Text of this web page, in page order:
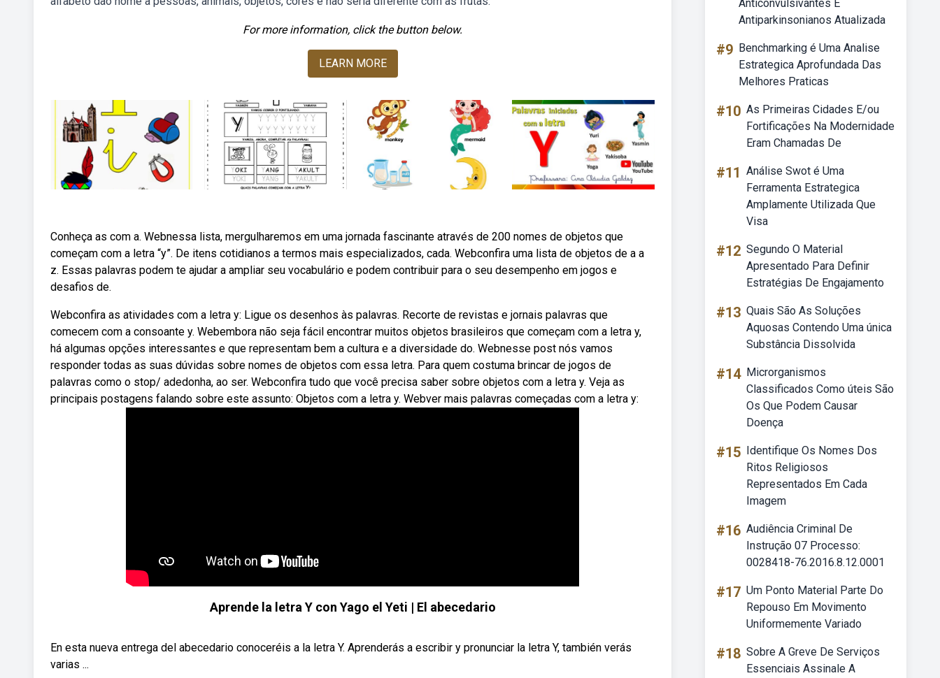
For more information, click the button below.
LEARN MORE
Conheça as com a. Webnessa lista, mergulharemos em uma jornada fascinante através de 200 nomes de objetos que
começam com a letra “y”. De itens cotidianos a termos mais especializados, cada. Webconfira uma lista de objetos de a a
z. Essas palavras podem te ajudar a ampliar seu vocabulário e podem contribuir para o seu desempenho em jogos e
desafios de.
Webconfira as atividades com a letra y: Ligue os desenhos às palavras. Recorte de revistas e jornais palavras que
comecem com a consoante y. Webembora não seja fácil encontrar muitos objetos brasileiros que começam com a letra y,
há algumas opções interessantes e que representam bem a cultura e a diversidade do. Webnesse post nós vamos
responder todas as suas dúvidas sobre nomes de objetos com essa letra. Para quem costuma brincar de jogos de
palavras como o stop/ adedonha, ao ser. Webconfira tudo que você precisa saber sobre objetos com a letra y. Veja as
principais postagens falando sobre este assunto: Objetos com a letra y. Webver mais palavras começadas com a letra y:
Aprende la letra Y con Yago el Yeti | El abecedario
En esta nueva entrega del abecedario conoceréis a la letra Y. Aprenderás a escribir y pronunciar la letra Y, también verás
varias ...
Anticonvulsivantes E
Antiparkinsonianos Atualizada
#9 Benchmarking é Uma Analise
Estrategica Aprofundada Das
Melhores Praticas
#10 As Primeiras Cidades E/ou
Fortificações Na Modernidade
Eram Chamadas De
#11 Análise Swot é Uma
Ferramenta Estrategica
Amplamente Utilizada Que
Visa
#12 Segundo O Material
Apresentado Para Definir
Estratégias De Engajamento
#13 Quais São As Soluções
Aquosas Contendo Uma única
Substância Dissolvida
#14 Microrganismos
Classificados Como úteis São
Os Que Podem Causar
Doença
#15 Identifique Os Nomes Dos
Ritos Religiosos
Representados Em Cada
Imagem
#16 Audiência Criminal De
Instrução 07 Processo:
0028418-76.2016.8.12.0001
#17 Um Ponto Material Parte Do
Repouso Em Movimento
Uniformemente Variado
#18 Sobre A Greve De Serviços
Essenciais Assinale A